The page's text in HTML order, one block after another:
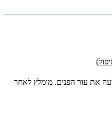
את עור הפנים. מומלץ לאחר